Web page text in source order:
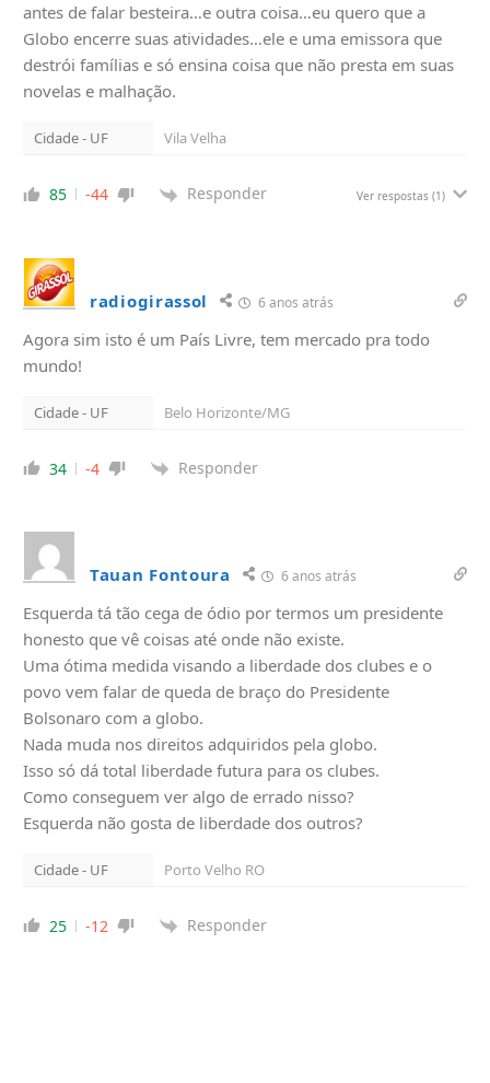
antes de falar besteira…e outra coisa…eu quero que a
Globo encerre suas atividades…ele e uma emissora que
destrói famílias e só ensina coisa que não presta em suas
novelas e malhação.
Cidade - UF Vila Velha
85 -44 Responder Ver respostas (1)
radiogirassol 6 anos atrás
Agora sim isto é um País Livre, tem mercado pra todo
mundo!
Cidade - UF Belo Horizonte/MG
34 -4 Responder
Tauan Fontoura 6 anos atrás
Esquerda tá tão cega de ódio por termos um presidente
honesto que vê coisas até onde não existe.
Uma ótima medida visando a liberdade dos clubes e o
povo vem falar de queda de braço do Presidente
Bolsonaro com a globo.
Nada muda nos direitos adquiridos pela globo.
Isso só dá total liberdade futura para os clubes.
Como conseguem ver algo de errado nisso?
Esquerda não gosta de liberdade dos outros?
Cidade - UF Porto Velho RO
25 -12 Responder